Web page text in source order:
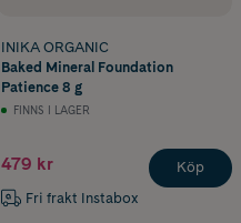
INIKA ORGANIC
Baked Mineral Foundation
Patience 8 g
FINNS I LAGER
479 kr
Fri frakt Instabox
Köp